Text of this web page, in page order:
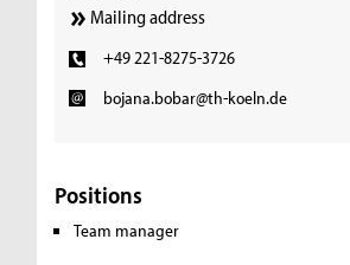
Mailing address
+49 221-8275-3726
bojana.bobar@th-koeln.de
Positions
Team manager